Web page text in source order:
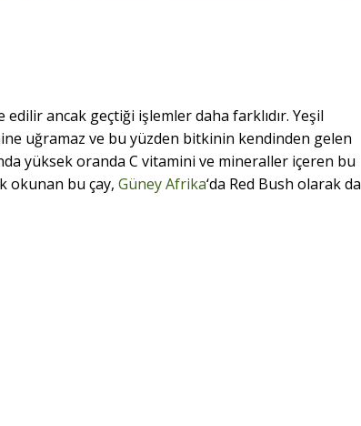
edilir ancak geçtiği işlemler daha farklıdır. Yeşil
uğramaz ve bu yüzden bitkinin kendinden gelen
yüksek oranda C vitamini ve mineraller içeren bu
okunan bu çay, Güney Afrika‘da Red Bush olarak da